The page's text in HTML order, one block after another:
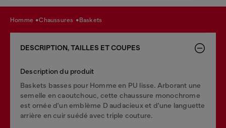
homme chaussures baskets
DESCRIPTION, TAILLES ET COUPES
Description du produit
Baskets basses pour Homme en PU lisse. Arborant une
semelle en caoutchouc, cette chaussure monochrome
est ornée d'un emblème D audacieux et d'une languette
arrière en cuir suédé avec triple couture.